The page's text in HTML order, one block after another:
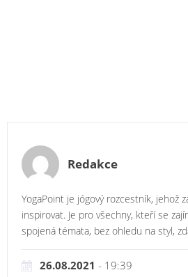
Redakce
YogaPoint je jógový rozcestník, jehož
inspirovat. Je pro všechny, kteří se
spojená témata, bez ohledu na styl,
26.08.2021 - 19:39